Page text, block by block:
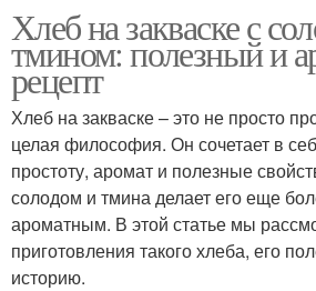
Хлеб на закваске с
тмином: полезный и
рецепт
Хлеб на закваске – это не просто
целая философия. Он сочетает в
простоту, аромат и полезные
солодом и тмина делает его еще
ароматным. В этой статье мы
приготовления такого хлеба, его
историю.